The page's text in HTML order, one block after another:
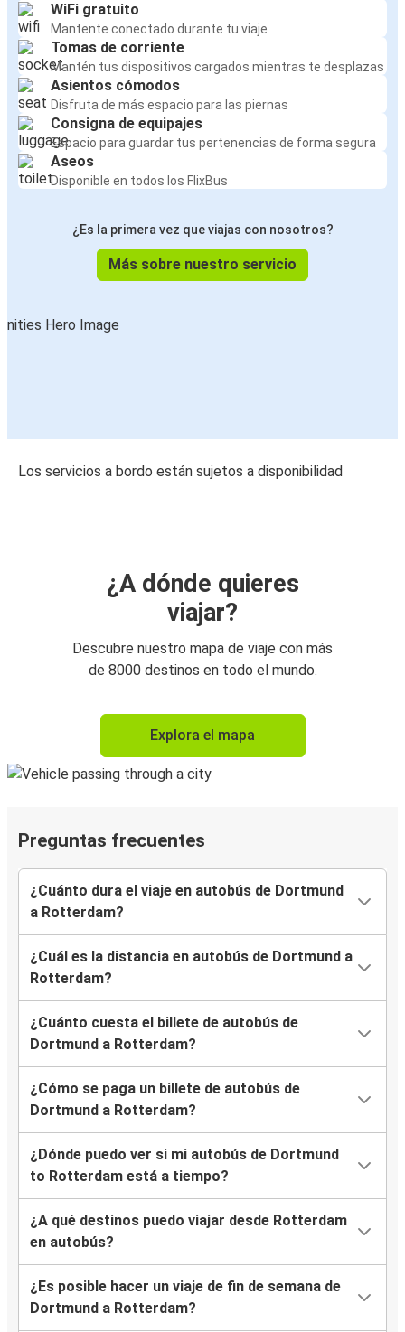
WiFi gratuito
Mantente conectado durante tu viaje
Tomas de corriente
Mantén tus dispositivos cargados mientras te desplazas
Asientos cómodos
Disfruta de más espacio para las piernas
Consigna de equipajes
Espacio para guardar tus pertenencias de forma segura
Aseos
Disponible en todos los FlixBus
¿Es la primera vez que viajas con nosotros?
Más sobre nuestro servicio
Los servicios a bordo están sujetos a disponibilidad
¿A dónde quieres
viajar?
Descubre nuestro mapa de viaje con más
de 8000 destinos en todo el mundo.
Explora el mapa
Preguntas frecuentes
¿Cuánto dura el viaje en autobús de Dortmund
a Rotterdam?
¿Cuál es la distancia en autobús de Dortmund a
Rotterdam?
¿Cuánto cuesta el billete de autobús de
Dortmund a Rotterdam?
¿Cómo se paga un billete de autobús de
Dortmund a Rotterdam?
¿Dónde puedo ver si mi autobús de Dortmund
to Rotterdam está a tiempo?
¿A qué destinos puedo viajar desde Rotterdam
en autobús?
¿Es posible hacer un viaje de fin de semana de
Dortmund a Rotterdam?